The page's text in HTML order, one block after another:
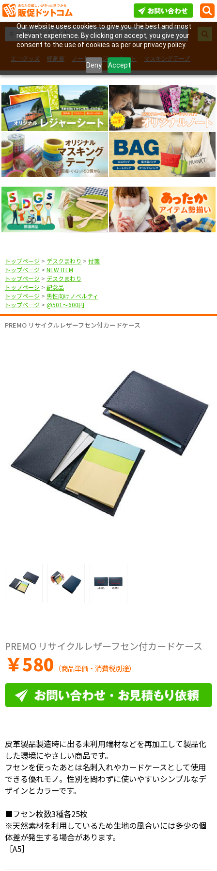
Our website uses cookies to give you the best and most
relevant experience. By clicking on accept, you give your
consent to the use of cookies as per our privacy policy.
Deny Accept
エコグッズ 絆創膏 ノート レジャーシート
マスキングテープ
フェイスシール
トップページ > デスクまわり > 付箋
トップページ > NEW ITEM
トップページ > デスクまわり
トップページ > 記念品
トップページ > 男性向けノベルティ
トップページ > @501〜600円
PREMO リサイクルレザーフセン付カードケース
PREMO リサイクルレザーフセン付カードケース
￥580 （商品単価・消費税別途）
皮革製品製造時に出る未利用端材などを再加工して製品化
した環境にやさしい商品です。
フセンを使ったあとは名刺入れやカードケースとして使用
できる優れモノ。性別を問わずに使いやすいシンプルなデ
ザインとカラーです。
■フセン枚数3種各25枚
※天然素材を利用しているため生地の風合いには多少の個
体差が発生する場合があります。
［A5］